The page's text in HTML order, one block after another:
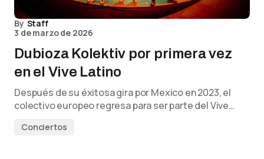
By Staff
3 de marzo de 2026
Dubioza Kolektiv por primera vez
en el Vive Latino
Después de su éxitosa gira por Mexico en 2023, el
colectivo europeo regresa para ser parte del Vive…
Conciertos